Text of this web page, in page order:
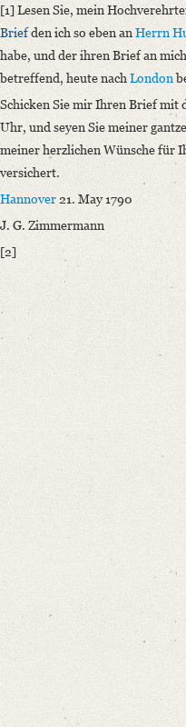
Printed Text
Bibliography: Briefe von
Incipit: „[1] Lesen Sie,
Manuscript
Provider: Dresden,
OAI Id: DE-1a-34336
Classification Number:
Number of Pages: 1S., hs. m.
Format: 18,8 x 11,7 cm
German
[1] Lesen Sie, mein
Briefden ich so eben an Herrn
habe, und der ihren Brief an
betreffend, heute nach London
Schicken Sie mir Ihren Brief mit
Uhr, und seyen Sie meiner
meiner herzlichen Wünsche für
versichert.
Hannover 21. May 1790
J. G. Zimmermann
[2]